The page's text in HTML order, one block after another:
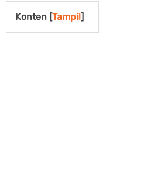
Konten [Tampil]